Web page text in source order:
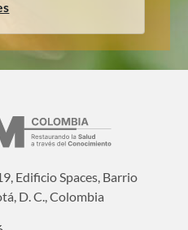
Edificio Spaces, Barrio
D. C., Colombia